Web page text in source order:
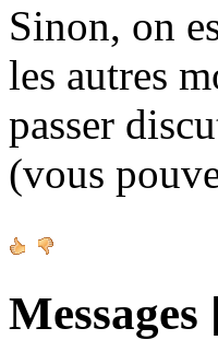
Sinon, on
les autres
passer
(vous
Messages